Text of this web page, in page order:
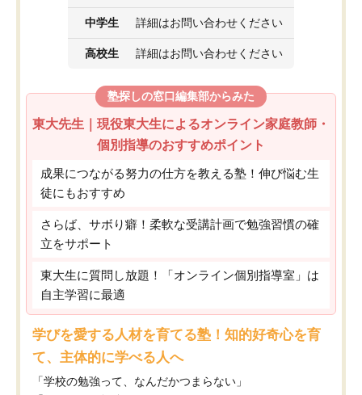
中学生 詳細はお問い合わせください
高校生 詳細はお問い合わせください
塾探しの窓口編集部からみた
東大先生｜現役東大生によるオンライン家庭教師・
個別指導のおすすめポイント
成果につながる努力の仕方を教える塾！伸び悩む生
徒にもおすすめ
さらば、サボり癖！柔軟な受講計画で勉強習慣の確
立をサポート
東大生に質問し放題！「オンライン個別指導室」は
自主学習に最適
学びを愛する人材を育てる塾！知的好奇心を育
て、主体的に学べる人へ
「学校の勉強って、なんだかつまらない」